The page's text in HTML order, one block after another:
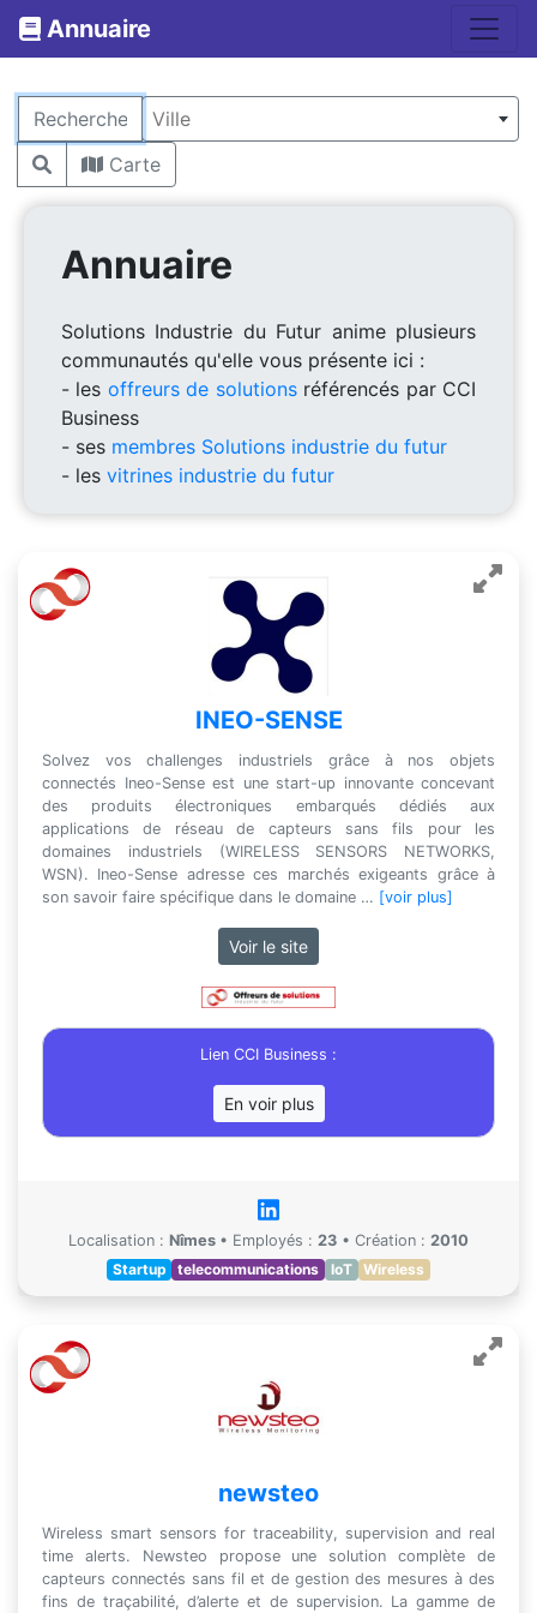
Annuaire
Rechercher
Ville
Carte
Annuaire
Solutions Industrie du Futur anime plusieurs
communautés qu'elle vous présente ici :
- les offreurs de solutionsréférencés par CCI
Business
- ses membres Solutions industrie du futur
- les vitrines industrie du futur
INEO-SENSE
Solvez vos challenges industriels grâce à nos objets
connectés Ineo-Sense est une start-up innovante concevant
des produits électroniques embarqués dédiés aux
applications de réseau de capteurs sans fils pour les
domaines industriels (WIRELESS SENSORS NETWORKS,
WSN). Ineo-Sense adresse ces marchés exigeants grâce à
son savoir faire spécifique dans le domaine … [voir plus]
Voir le site
Lien CCI Business :
En voir plus
Localisation : Nîmes • Employés : 23 • Création : 2010
Startup
telecommunications IoT Wireless
newsteo
Wireless smart sensors for traceability, supervision and real
time alerts. Newsteo propose une solution complète de
capteurs connectés sans fil et de gestion des mesures à des
fins de traçabilité, d’alerte et de supervision. La gamme de